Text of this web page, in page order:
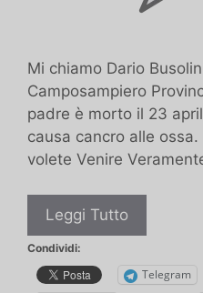
Mi chiamo Dario
Camposampiero
padre è morto il 23
causa cancro alle ossa.
volete Venire
Leggi TuttoPer
donne
Condividi:
Telegram